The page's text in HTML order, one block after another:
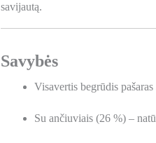
savijautą.
Savybės
Visavertis begrūdis pašaras
Su ančiuviais (26 %) –